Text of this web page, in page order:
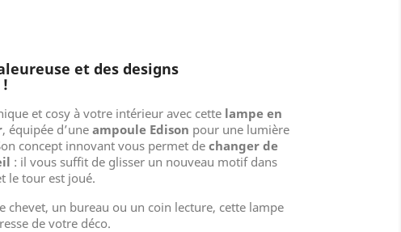
et des designs
et cosy à votre intérieur avec cette lampe en
, équipée d’une ampoule Edison pour une lumière
concept innovant vous permet de changer de
: il vous suffit de glisser un nouveau motif dans
le tour est joué.
chevet, un bureau ou un coin lecture, cette lampe
de votre déco.